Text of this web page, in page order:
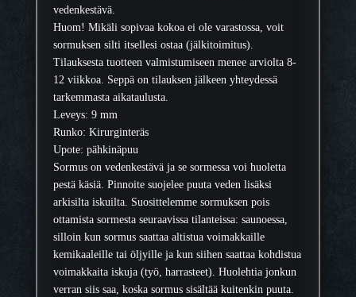
vedenkestävä.
Huom! Mikäli sopivaa kokoa ei ole varastossa, voit
sormuksen silti itsellesi ostaa (jälkitoimitus).
Tilauksesta tuotteen valmistumiseen menee arviolta 8-
12 viikkoa. Seppä on tilauksen jälkeen yhteydessä
tarkemmasta aikataulusta.
Leveys: 9 mm
Runko: Kirurginteräs
Upote: pähkinäpuu
Sormus on vedenkestävä ja se sormessa voi huoletta
pestä käsiä. Pinnoite suojelee puuta veden lisäksi
arkisilta iskuilta. Suosittelemme sormuksen pois
ottamista sormesta seuraavissa tilanteissa: saunoessa,
silloin kun sormus saattaa altistua voimakkaille
kemikaaleille tai öljyille ja kun siihen saattaa kohdistua
voimakkaita iskuja (työ, harrasteet). Huolehtia jonkun
verran siis saa, koska sormus sisältää kuitenkin puuta.